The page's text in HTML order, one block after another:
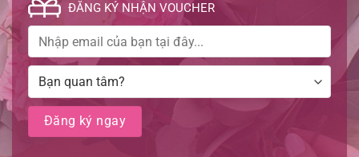
ĐĂNG KÝ NHẬN VOUCHER